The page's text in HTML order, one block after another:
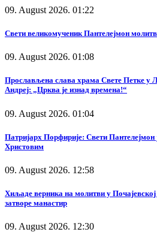
09. August 2026. 01:22
Свети великомученик Пантелејмон
09. August 2026. 01:08
Прослављена слава храма Свете Петке у
Андреј: „Црква је изнад времена!“
09. August 2026. 01:04
Патријарх Порфирије: Свети Пантелејмон
Христовим
09. August 2026. 12:58
Хиљаде верника на молитви у Почајевској
затворе манастир
09. August 2026. 12:30